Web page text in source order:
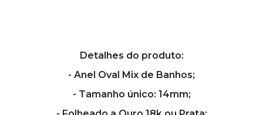
Detalhes do produto:
- Anel Oval Mix de Banhos;
- Tamanho único: 14mm;